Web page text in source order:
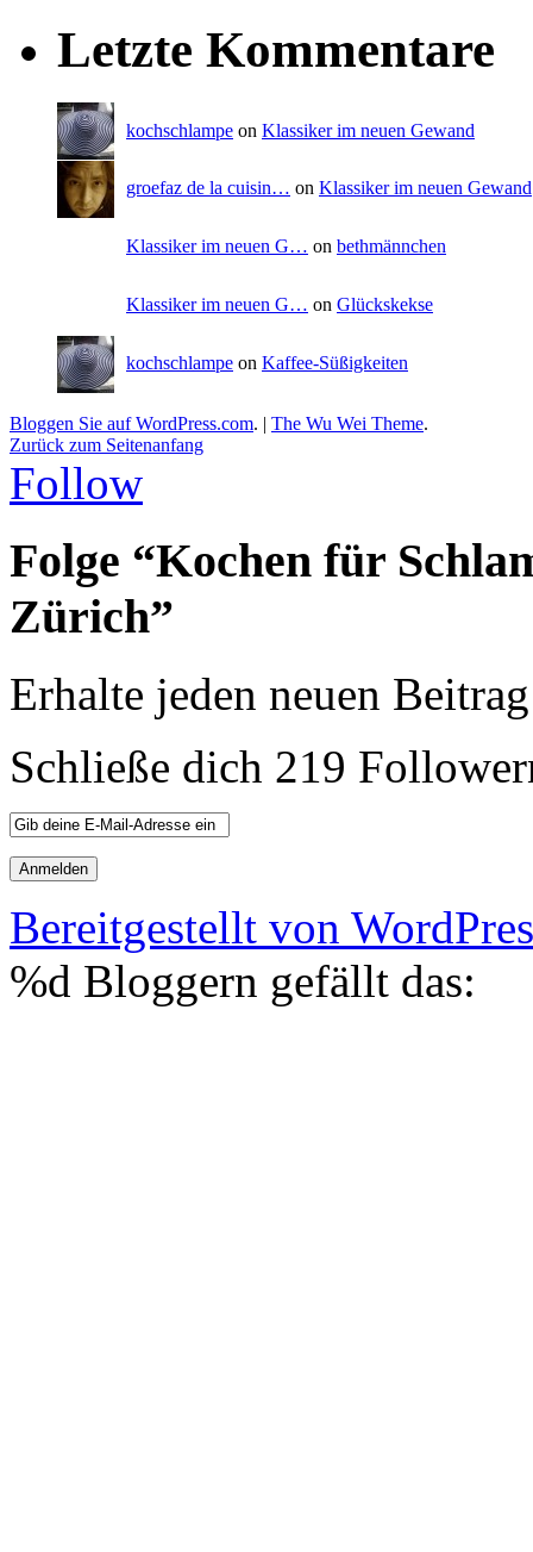
Letzte Kommentare
kochschlampe on Klassiker im neuen Gewand
groefaz de la cuisin… on Klassiker im neuen Gewand
Klassiker im neuen G… on bethmännchen
Klassiker im neuen G… on Glückskekse
kochschlampe on Kaffee-Süßigkeiten
Bloggen Sie auf WordPress.com. | The Wu Wei Theme.
Zurück zum Seitenanfang
Follow
Folge “Kochen für
Zürich”
Erhalte jeden neuen
Schließe dich 219
Bereitgestellt von
%d Bloggern gefällt das: